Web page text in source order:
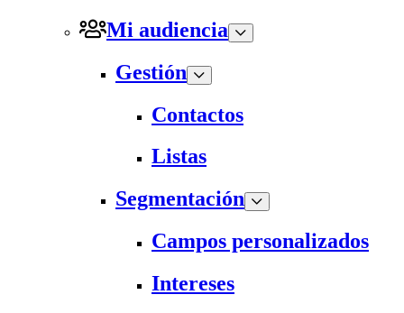
Mi audiencia
Gestión
Contactos
Listas
Segmentación
Campos personalizados
Intereses